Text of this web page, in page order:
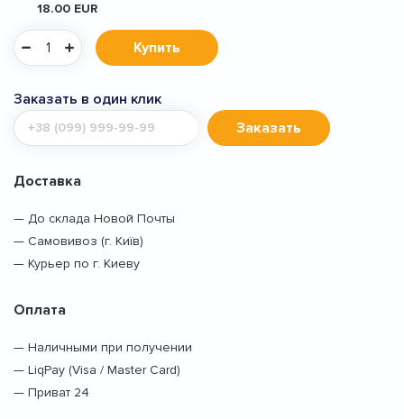
18.00 EUR
Купить
Заказать в один клик
Мобильный
телефон
Заказать
Доставка
— До склада Новой Почты
— Самовивоз (г. Київ)
— Курьер по г. Киеву
Оплата
— Наличными при получении
— LiqPay (Visa / Master Card)
— Приват 24